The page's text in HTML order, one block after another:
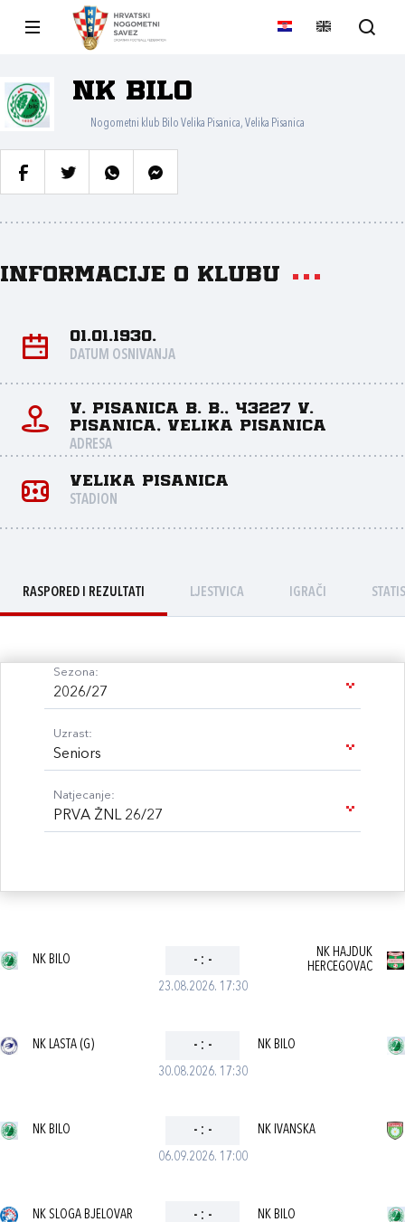
NK Bilo
Nogometni klub Bilo Velika Pisanica, Velika Pisanica
Informacije o klubu
01.01.1930.
DATUM OSNIVANJA
V. Pisanica b. b., 43227 V.
Pisanica, Velika Pisanica
ADRESA
Velika Pisanica
STADION
RASPORED I REZULTATI LJESTVICA IGRAČI
Sezona:
2026/27
Uzrast:
Seniors
Natjecanje:
PRVA ŽNL 26/27
23.08.2026. 17:30
NK BILO - : -
NK HAJDUK
HERCEGOVAC
30.08.2026. 17:30
NK LASTA (G) - : - NK BILO
06.09.2026. 17:00
NK BILO - : - NK IVANSKA
NK SLOGA BJELOVAR - : - NK BILO